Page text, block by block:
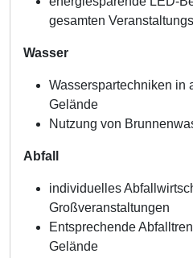
gesamten
Wasser
Wasserspartechniken in
Gelände
Nutzung von
Abfall
individuelles
Großveranstaltungen
Entsprechende
Gelände